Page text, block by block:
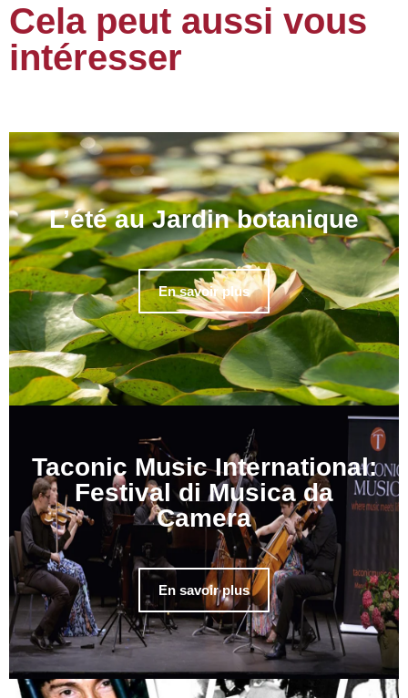
Cela peut aussi vous
intéresser
L’été au Jardin botanique
En savoir plus
Taconic Music International:
Festival di Musica da
Camera
En savoir plus